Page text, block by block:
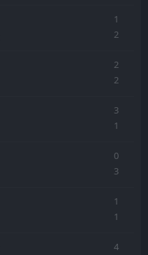
1
2
2
2
3
1
0
3
1
1
4